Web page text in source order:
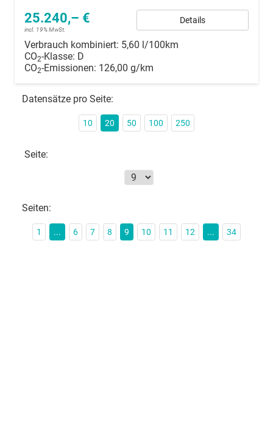
25.240,– €
incl. 19% MwSt.
Details
Verbrauch kombiniert: 5,60 l/100km
CO2-Klasse: D
CO2-Emissionen: 126,00 g/km
Datensätze pro Seite:
10 20 50 100 250
Seite:
Seiten:
1 ... 6 7 8 9 10 11 12 ... 34